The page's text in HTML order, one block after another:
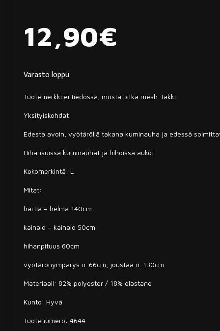
12,90€
Varasto loppu
Tuotemerkki ei tiedossa, musta pitkä mesh-takki
Yksityiskohdat:
Edestä avoin, vyötäröllä takana kuminauha ja edessä
Hihansuissa kuminauhat ja hihoissa aukot
Kokomerkintä: L
Mitat:
hartia – helma 140cm
kainalo – kainalo 50cm
hihanpituus 60cm
vyötärönympärys n. 66cm, joustaa n. 130cm
Materiaali: 82% polyester / 18% elastane
Kunto: Hyvä
Tuotenumero: 4644